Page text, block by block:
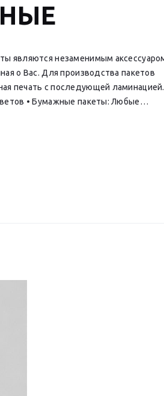
являются незаменимым
о Вас. Для производства пакетов
печать с последующей
• Бумажные пакеты: Любые…